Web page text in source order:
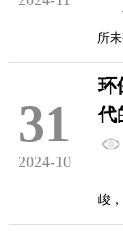
在
意
日
隆
为
展
在
所
为
新
适
感
为
31
2024-10
环
代
在
峻
时